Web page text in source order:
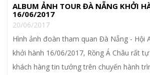
ALBUM ẢNH TOUR ĐÀ NẴNG KHỞI
16/06/2017
20/06/2017
Hình ảnh đoàn tham quan Đà Nẵng - Hội
khởi hành 16/06/2017, Rồng Á Châu rất
khách hàng tin tưởng trên chuyến hành